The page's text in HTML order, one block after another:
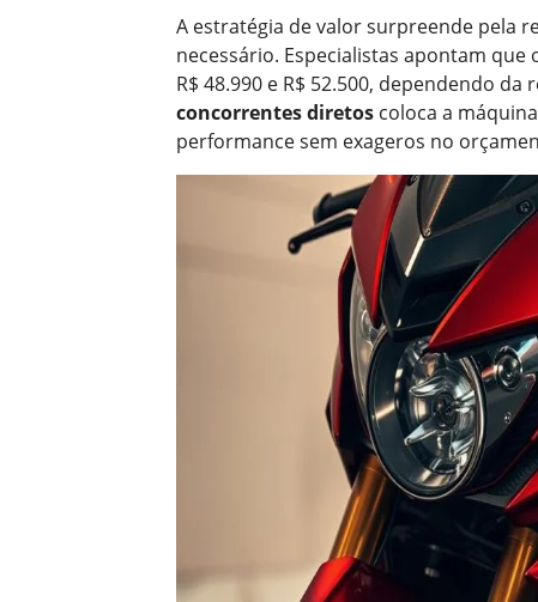
A estratégia de valor surpreende pela
necessário. Especialistas apontam
R$ 48.990 e R$ 52.500, dependendo da
concorrentes diretos coloca a
performance sem exageros no